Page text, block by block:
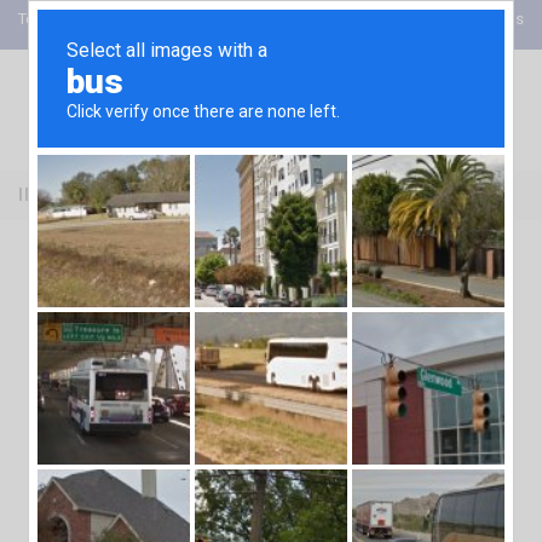
Tel: +52 (81) 89897902 Ingreso Cofre de Conocimientos
INGENIERIA DE PROCESOS DE FUNDICIÓN
25 SEPINGENIERIA DE
PROCESOS DE
FUNDICIÓN
Posted at 20:25hinnoticiasbycpm
Escriba su email y recibirá todas
nuestras novedades